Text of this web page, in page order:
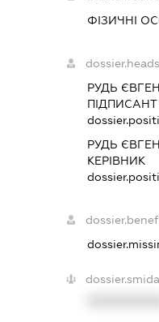
ФІЗИЧНІ
РУДЬ
ПІДПИСАНТ
РУДЬ
КЕРІВНИК